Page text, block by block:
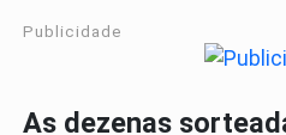
Publicidade
As dezenas